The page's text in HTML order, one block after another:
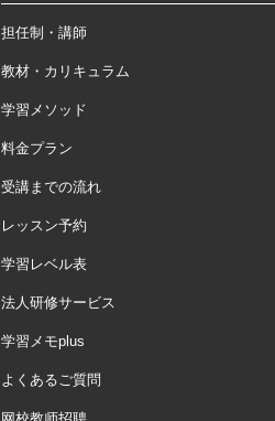
担任制・講師
教材・カリキュラム
学習メソッド
料金プラン
受講までの流れ
レッスン予約
学習レベル表
法人研修サービス
学習メモplus
よくあるご質問